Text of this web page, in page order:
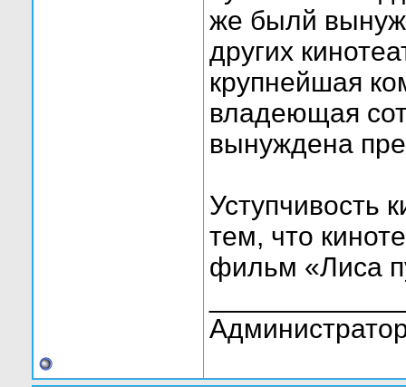
же былй
других
крупнейшая
владеющая
вынуждена
Уступчивость
тем, что
фильм «Лиса